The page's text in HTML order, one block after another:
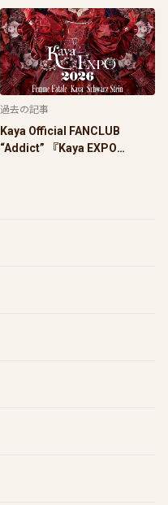
過去の記事
Kaya Official FANCLUB
“Addict” 『Kaya EXPO